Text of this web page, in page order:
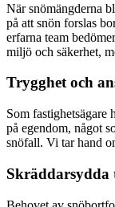
När snömängderna
på att snön forslas
erfarna team
miljö och säkerhet,
Trygghet och
Som fastighetsägare
på egendom, något
snöfall. Vi tar hand
Skräddarsydda